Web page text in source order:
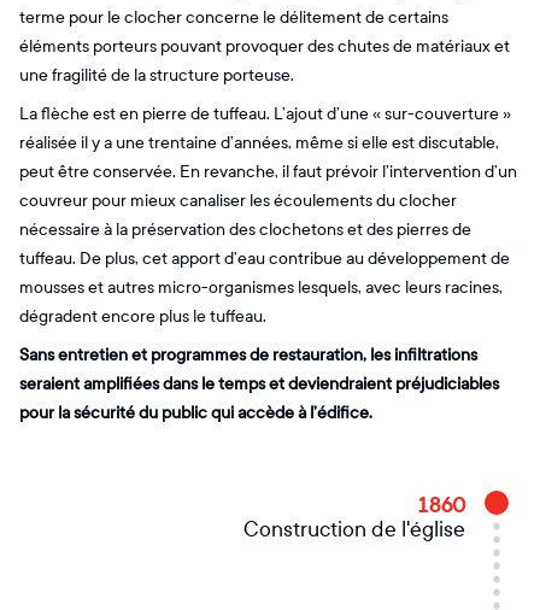
terme pour le clocher concerne le délitement de certains
éléments porteurs pouvant provoquer des chutes de matériaux et
une fragilité de la structure porteuse.
La flèche est en pierre de tuffeau. L’ajout d’une « sur-couverture »
réalisée il y a une trentaine d’années, même si elle est discutable,
peut être conservée. En revanche, il faut prévoir l’intervention d’un
couvreur pour mieux canaliser les écoulements du clocher
nécessaire à la préservation des clochetons et des pierres de
tuffeau. De plus, cet apport d’eau contribue au développement de
mousses et autres micro-organismes lesquels, avec leurs racines,
dégradent encore plus le tuffeau.
Sans entretien et programmes de restauration, les infiltrations
seraient amplifiées dans le temps et deviendraient préjudiciables
pour la sécurité du public qui accède à l’édifice.
1860
Construction de l'église